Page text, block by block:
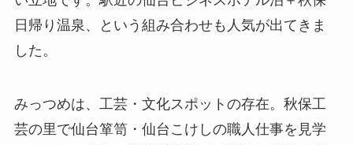
日帰り温泉、という組み合わせも人気が出てきま
した。
みっつめは、工芸・文化スポットの存在。秋保工
芸の里で仙台箪笥・仙台こけしの職人仕事を見学